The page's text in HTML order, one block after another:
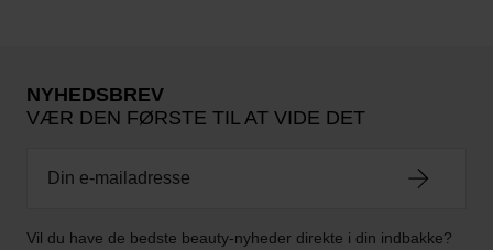
NYHEDSBREV
VÆR DEN FØRSTE TIL AT VIDE DET
Vil du have de bedste beauty-nyheder direkte i din indbakke?